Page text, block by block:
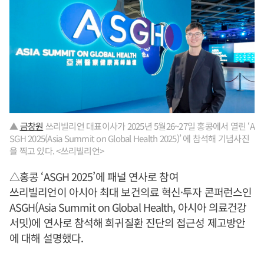
▲금창원 쓰리빌리언 대표이사가 2025년 5월26~27일 홍콩에서 열린 ‘A
SGH 2025(Asia Summit on Global Health 2025)’ 에 참석해 기념사진
을 찍고 있다. <쓰리빌리언>
△홍콩 ‘ASGH 2025’에 패널 연사로 참여
쓰리빌리언이 아시아 최대 보건의료 혁신·투자 콘퍼런스인
ASGH(Asia Summit on Global Health, 아시아 의료건강
서밋)에 연사로 참석해 희귀질환 진단의 접근성 제고방안
에 대해 설명했다.